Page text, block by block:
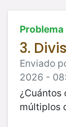
Problema
3.
Enviado
2026 -
¿Cuántos
múltiplos